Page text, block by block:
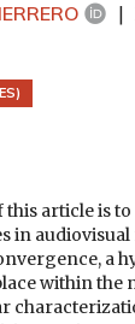
article is
in audiovisual
a
within the